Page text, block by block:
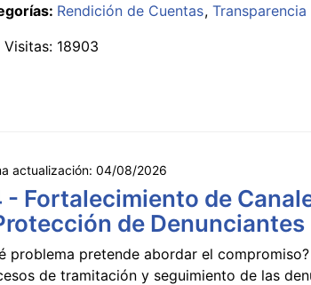
Rendición de Cuentas Transparencia
Visitas: 18903
actualización: 04/08/2026
- Fortalecimiento de
de Denunciantes
problema pretende abordar el
de tramitación y seguimiento de las